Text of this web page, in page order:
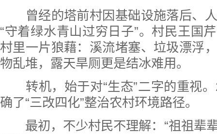
曾经的塔前村因基础设施落后、人
“守着绿水青山过穷日子”。村民王国
村里一片狼藉：溪流堵塞、垃圾漂浮
物乱堆，露天旱厕更是结冰难用。
转机，始于对“生态”二字的重视。
确了“三改四化”整治农村环境路径。
最初，不少村民不理解：“祖祖辈